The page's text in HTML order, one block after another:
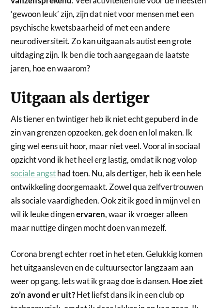
‘gewoon leuk’ zijn, zijn dat niet voor mensen met een
psychische kwetsbaarheid of met een andere
neurodiversiteit. Zo kan uitgaan als autist een grote
uitdaging zijn. Ik ben die toch aangegaan de laatste
jaren, hoe en waarom?
Uitgaan als dertiger
Als tiener en twintiger heb ik niet echt gepuberd in de
zin van grenzen opzoeken, gek doen en lol maken. Ik
ging wel eens uit hoor, maar niet veel. Vooral in sociaal
opzicht vond ik het heel erg lastig, omdat ik nog volop
sociale angsthad toen. Nu, als dertiger, heb ik een hele
ontwikkeling doorgemaakt. Zowel qua zelfvertrouwen
als sociale vaardigheden. Ook zit ik goed in mijn vel en
wil ik leuke dingenervaren, waar ik vroeger alleen
maar nuttige dingen mocht doen van mezelf.
Corona brengt echter roet in het eten. Gelukkig komen
het uitgaansleven en de cultuursector langzaam aan
weer op gang. Iets wat ik graag doe is dansen. Hoe ziet
zo’n avond er uit?Het liefst dans ik in een club op